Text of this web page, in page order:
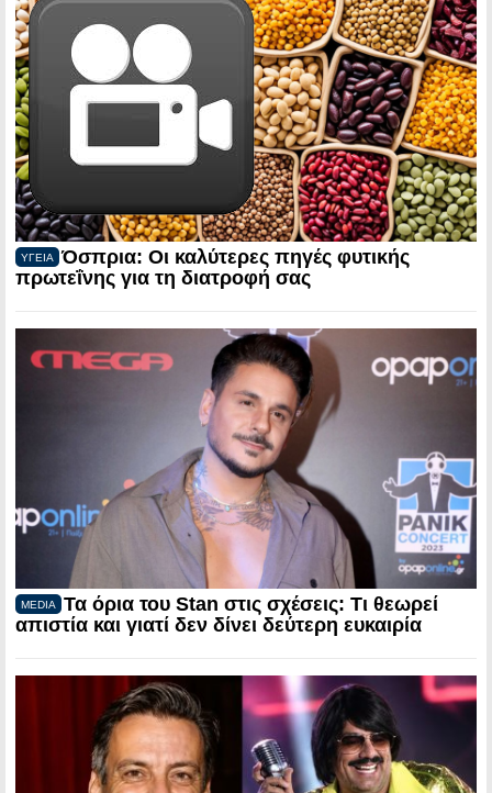
ΥΓΕΙΑ
Όσπρια: Οι καλύτερες πηγές φυτικής
πρωτεΐνης για τη διατροφή σας
MEDIA
Τα όρια του Stan στις σχέσεις: Τι θεωρεί
απιστία και γιατί δεν δίνει δεύτερη ευκαιρία